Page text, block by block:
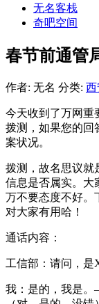
无名客栈
奇吧空间
春节前通管
作者: 无名 分类: 西
今天收到了万网重
拨测，如果您的回
案状况。
拨测，故名思议就
信息是否属实。大
万不要态度不好。
对大家有用哈！
通话内容：
工信部：请问，是
我：是的，我